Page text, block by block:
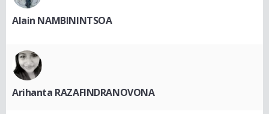
Alain NAMBININTSOA
Arihanta RAZAFINDRANOVONA